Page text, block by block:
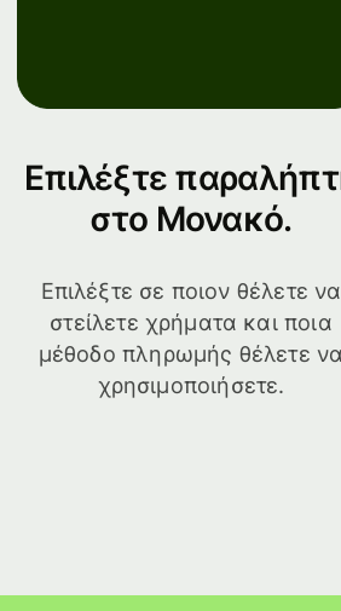
Επιλέξτε
στο Μονακό.
Επιλέξτε σε ποιον θέλετε να
στείλετε χρήματα και ποια
μέθοδο πληρωμής θέλετε να
χρησιμοποιήσετε.